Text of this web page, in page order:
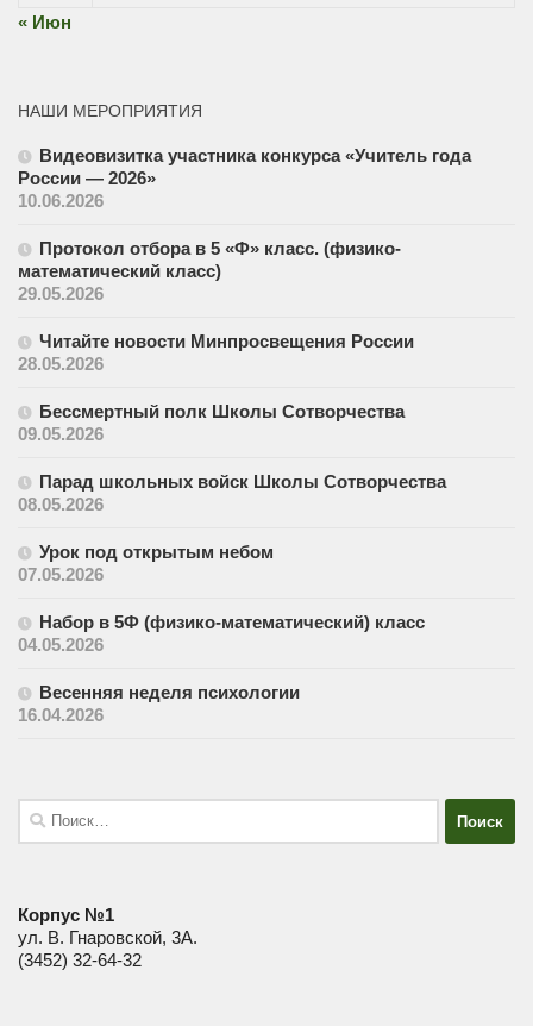
« Июн
НАШИ МЕРОПРИЯТИЯ
Видеовизитка участника конкурса «Учитель года
России — 2026»
10.06.2026
Протокол отбора в 5 «Ф» класс. (физико-
математический класс)
29.05.2026
Читайте новости Минпросвещения России
28.05.2026
Бессмертный полк Школы Сотворчества
09.05.2026
Парад школьных войск Школы Сотворчества
08.05.2026
Урок под открытым небом
07.05.2026
Набор в 5Ф (физико-математический) класс
04.05.2026
Весенняя неделя психологии
16.04.2026
Найти:
Корпус №1
ул. В. Гнаровской, 3А.
(3452) 32-64-32